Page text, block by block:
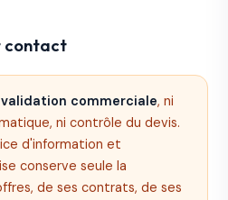
contact
commerciale, ni
ni contrôle du devis.
d'information et
conserve seule la
de ses contrats, de ses